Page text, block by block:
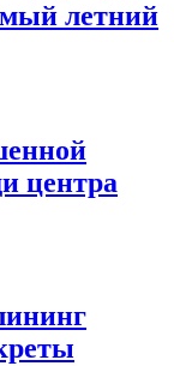
летний
центра